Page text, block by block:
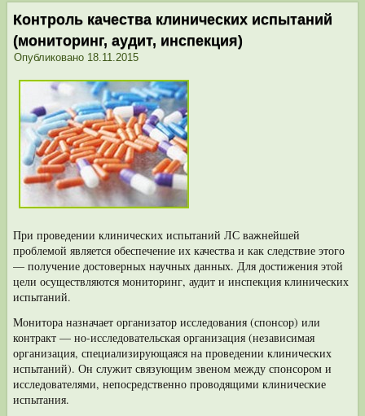
Контроль качества клинических испытаний
(мониторинг, аудит, инспекция)
Опубликовано 18.11.2015
При проведении клинических испытаний ЛС важнейшей
проблемой явля­ется обеспечение их качества и как следствие этого
— получение достоверных научных данных. Для достижения этой
цели осуществляются мониторинг, аудит и инспекция клинических
испытаний.
Монитора назначает организатор исследования (спонсор) или
контракт — но-исследовательская организация (независимая
организация, специализиру­ющаяся на проведении клинических
испытаний). Он служит связующим звеном между спонсором и
исследователями, непосредственно проводящими клини­ческие
испытания.